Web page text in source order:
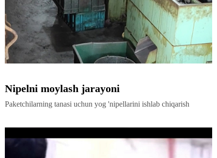
Nipelni moylash jarayoni
Paketchilarning tanasi uchun yog 'nipellarini ishlab chiqarish